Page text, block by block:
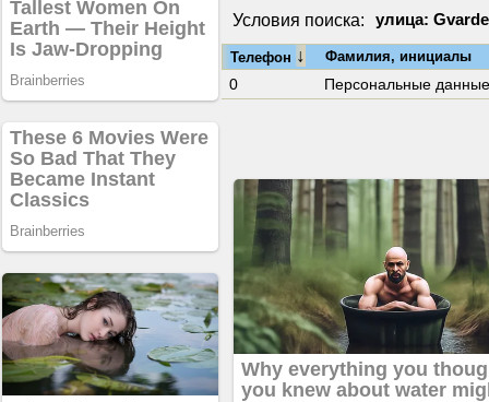
Условия поиска: улица:
Телефон ↓ Фамилия, инициалы
0 Персональные данные